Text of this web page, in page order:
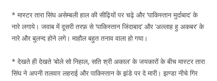
* मास्टर तारा सिंघ असेम्बली हाल की सीढ़ियों पर चढ़े और ‘पाकिस्तान मुर्दाबाद’ के
नारे लगाये। जवाब में दूसरी तरफ़ से ‘पाकिस्तान जिंदाबाद’ और ‘अल्लाह हु अकबर’ के
नारे और बुलन्द होने लगे। माहौल बहुत तनाव वाला हो गया।
* देखते ही देखते ‘बोले सो निहाल, सति श्री अकाल’ के जयकारों के बीच मास्टर तारा
सिंघ ने अपनी तलवार लहराई और पाकिस्तान के झंडे पर दे मारी। झण्डा नीचे गिर